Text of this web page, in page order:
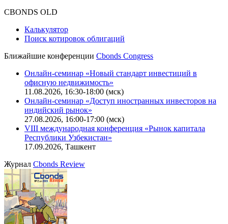
CBONDS OLD
Калькулятор
Поиск котировок облигаций
Ближайшие конференции Cbonds Congress
Онлайн-семинар «Новый стандарт инвестиций в
офисную недвижимость»
11.08.2026, 16:30-18:00 (мск)
Онлайн-семинар «Доступ иностранных инвесторов на
индийский рынок»
27.08.2026, 16:00-17:00 (мск)
VIII международная конференция «Рынок капитала
Республики Узбекистан»
17.09.2026, Ташкент
Журнал Cbonds Review